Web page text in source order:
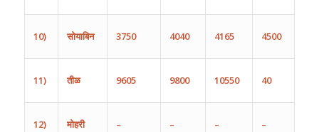
10) सोयाबिन 3750 4040 4165 4500
11) तीळ 9605 9800 10550 40
12) मोहरी – – – –